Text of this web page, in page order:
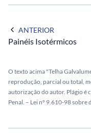
ANTERIOR
Painéis Isotérmicos
O texto acima "Telha
reprodução, parcial ou total,
autorização do autor. Plágio é
Penal. – Lei n° 9.610-98 sobre